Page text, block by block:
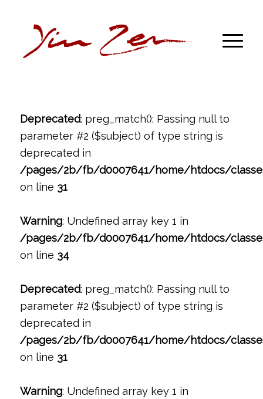
Deprecated: preg_match(): Passing null to
parameter #2 ($subject) of type string is
deprecated in
/pages/2b/fb/d0007641/home/htdocs/
on line 31
Warning: Undefined array key 1 in
/pages/2b/fb/d0007641/home/htdocs/
on line 34
Deprecated: preg_match(): Passing null to
parameter #2 ($subject) of type string is
deprecated in
/pages/2b/fb/d0007641/home/htdocs/
on line 31
Warning: Undefined array key 1 in